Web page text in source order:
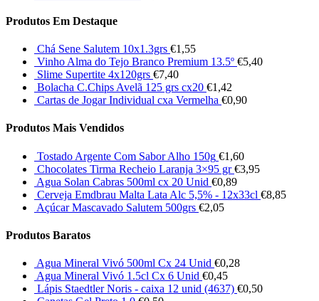
Produtos Em Destaque
Chá Sene Salutem 10x1.3grs €1,55
Vinho Alma do Tejo Branco Premium 13.5º €5,40
Slime Supertite 4x120grs €7,40
Bolacha C.Chips Avelã 125 grs cx20 €1,42
Cartas de Jogar Individual cxa Vermelha €0,90
Produtos Mais Vendidos
Tostado Argente Com Sabor Alho 150g €1,60
Chocolates Tirma Recheio Laranja 3×95 gr €3,95
Agua Solan Cabras 500ml cx 20 Unid €0,89
Cerveja Emdbrau Malta Lata Alc 5,5% - 12x33cl €8,85
Açúcar Mascavado Salutem 500grs €2,05
Produtos Baratos
Agua Mineral Vivó 500ml Cx 24 Unid €0,28
Agua Mineral Vivó 1.5cl Cx 6 Unid €0,45
Lápis Staedtler Noris - caixa 12 unid (4637) €0,50